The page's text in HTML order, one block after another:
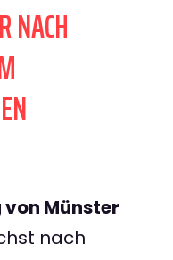
NACH
von Münster
nach